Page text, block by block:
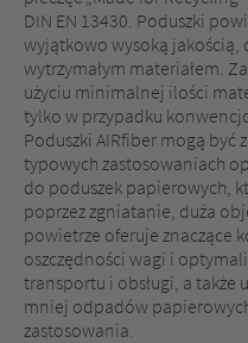
DIN EN 13430. Poduszki
wyjątkowo wysoką jakością,
wytrzymałym materiałem.
użyciu minimalnej ilości
tylko w przypadku
Poduszki AIRfiber mogą być
typowych zastosowaniach
do poduszek papierowych,
poprzez zgniatanie, duża
powietrze oferuje znaczące
oszczędności wagi i
transportu i obsługi, a
mniej odpadów
zastosowania.